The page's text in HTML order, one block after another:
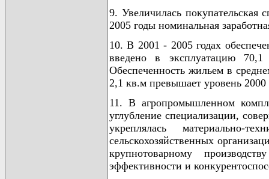
9. Увеличилась покупательская
2005 годы номинальная
10. В 2001 - 2005 годах
введено в эксплуатацию
Обеспеченность жильем в
2,1 кв.м превышает уровень 2000
11. В агропромышленном
углубление специализации,
укреплялась материально-
сельскохозяйственных
крупнотоварному
эффективности и